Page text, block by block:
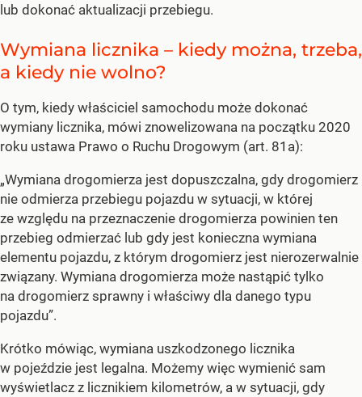
lub dokonać aktualizacji przebiegu.
Wymiana licznika – kiedy można, trzeba,
a kiedy nie wolno?
O tym, kiedy właściciel samochodu może dokonać
wymiany licznika, mówi znowelizowana na początku 2020
roku ustawa Prawo o Ruchu Drogowym (art. 81a):
„Wymiana drogomierza jest dopuszczalna, gdy drogomierz
nie odmierza przebiegu pojazdu w sytuacji, w której
ze względu na przeznaczenie drogomierza powinien ten
przebieg odmierzać lub gdy jest konieczna wymiana
elementu pojazdu, z którym drogomierz jest nierozerwalnie
związany. Wymiana drogomierza może nastąpić tylko
na drogomierz sprawny i właściwy dla danego typu
pojazdu”.
Krótko mówiąc, wymiana uszkodzonego licznika
w pojeździe jest legalna. Możemy więc wymienić sam
wyświetlacz z licznikiem kilometrów, a w sytuacji, gdy